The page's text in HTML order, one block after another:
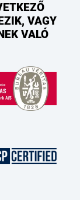
VAGY
VALÓ